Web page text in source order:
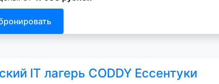
IT лагерь CODDY Ессентуки